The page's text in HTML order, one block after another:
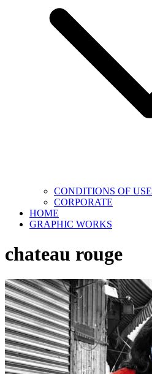
CONDITIONS OF USE
CORPORATE
HOME
GRAPHIC WORKS
chateau rouge